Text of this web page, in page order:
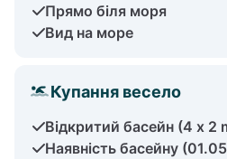
Прямо біля моря
Вид на море
Купання весело
Відкритий басейн (4 x 2
Наявність басейну